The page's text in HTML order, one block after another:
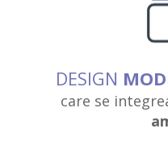
DESIGN
care se